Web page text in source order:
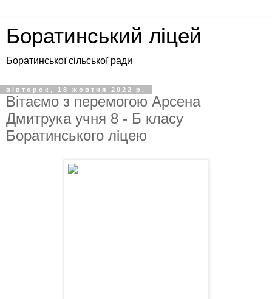
Боратинський ліцей
Боратинської сільської ради
вівторок, 18 жовтня 2022 р.
Вітаємо з перемогою Арсена
Дмитрука учня 8 - Б класу
Боратинського ліцею